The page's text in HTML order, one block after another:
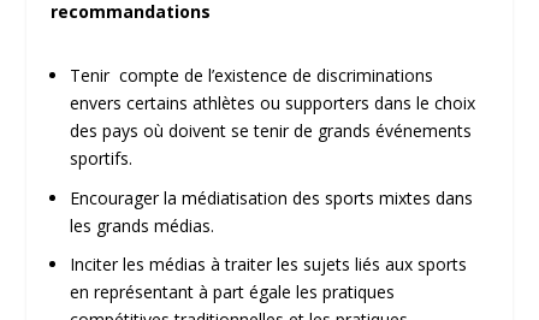
recommandations
Tenir compte de l’existence de discriminations
envers certains athlètes ou supporters dans le choix
des pays où doivent se tenir de grands événements
sportifs.
Encourager la médiatisation des sports mixtes dans
les grands médias.
Inciter les médias à traiter les sujets liés aux sports
en représentant à part égale les pratiques